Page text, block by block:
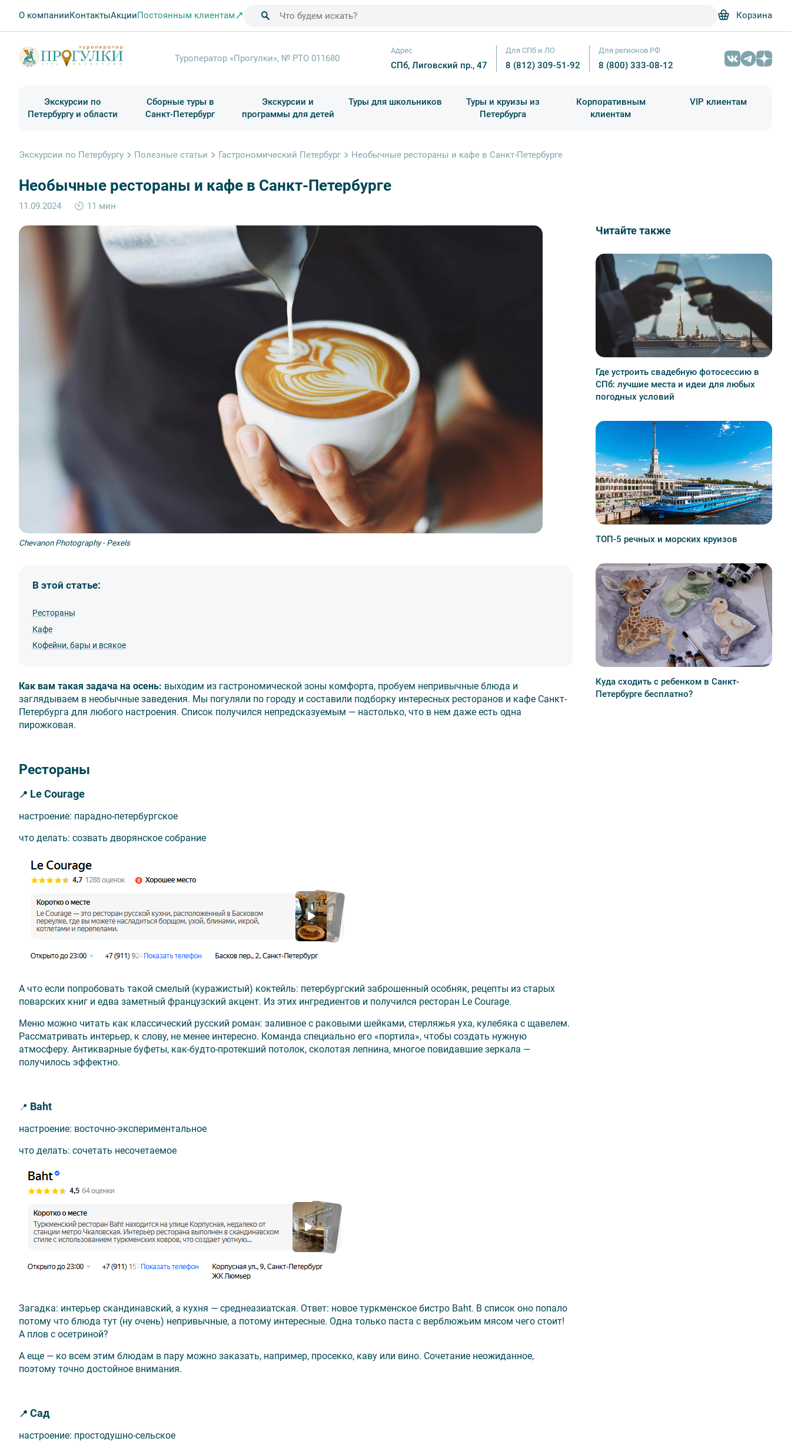
О компанииКонтактыАкцииПостоянным клиентам Корзина
Туроператор «Прогулки», № РТО 011680
Адрес
СПб, Лиговский пр., 47
Для СПб и ЛО
8 (812) 309-51-92
Для регионов РФ
8 (800) 333-08-12
Экскурсии по
Петербургу и области
Сборные туры в
Санкт-Петербург
Экскурсии и
программы для детей
Туры для школьников
Туры и круизы из
Петербурга
Корпоративным
клиентам
VIP клиентам
Экскурсии по Петербургу Полезные статьи Гастрономический Петербург Необычные рестораны и кафе в Санкт-Петербурге
Необычные рестораны и кафе в Санкт-Петербурге
11.09.2024 11 мин
Chevanon Photography - Pexels
В этой статье:
Рестораны
Кафе
Кофейни, бары и всякое
Как вам такая задача на осень: выходим из гастрономической зоны комфорта, пробуем непривычные блюда и
заглядываем в необычные заведения. Мы погуляли по городу и составили подборку интересных ресторанов и кафе Санкт-
Петербурга для любого настроения. Список получился непредсказуемым — настолько, что в нем даже есть одна
пирожковая.
Рестораны
📍 Le Courage
настроение: парадно-петербургское
что делать: созвать дворянское собрание
А что если попробовать такой смелый (куражистый) коктейль: петербургский заброшенный особняк, рецепты из старых
поварских книг и едва заметный французский акцент. Из этих ингредиентов и получился ресторан Le Courage.
Меню можно читать как классический русский роман: заливное с раковыми шейками, стерляжья уха, кулебяка с щавелем.
Рассматривать интерьер, к слову, не менее интересно. Команда специально его «портила», чтобы создать нужную
атмосферу. Антикварные буфеты, как-будто-протекший потолок, сколотая лепнина, многое повидавшие зеркала —
получилось эффектно.
📍 Baht
настроение: восточно-экспериментальное
что делать: сочетать несочетаемое
Загадка: интерьер скандинавский, а кухня — среднеазиатская. Ответ: новое туркменское бистро Baht. В список оно попало
потому что блюда тут (ну очень) непривычные, а потому интересные. Одна только паста с верблюжьим мясом чего стоит!
А плов с осетриной?
А еще — ко всем этим блюдам в пару можно заказать, например, просекко, каву или вино. Сочетание неожиданное,
поэтому точно достойное внимания.
📍 Сад
настроение: простодушно-сельское
Читайте также
Где устроить свадебную фотосессию в
СПб: лучшие места и идеи для любых
погодных условий
ТОП-5 речных и морских круизов
Куда сходить с ребенком в Санкт-
Петербурге бесплатно?